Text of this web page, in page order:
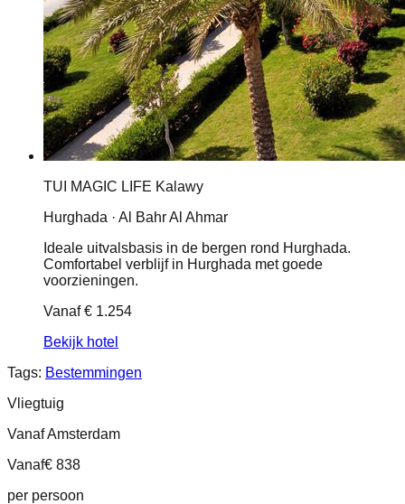
TUI MAGIC LIFE Kalawy
Hurghada · Al Bahr Al Ahmar
Ideale uitvalsbasis in de bergen rond Hurghada.
Comfortabel verblijf in Hurghada met goede
voorzieningen.
Vanaf€ 1.254
Bekijk hotel
Tags: Bestemmingen
Vliegtuig
Vanaf Amsterdam
Vanaf€ 838
per persoon